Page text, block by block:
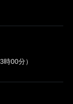
00分）